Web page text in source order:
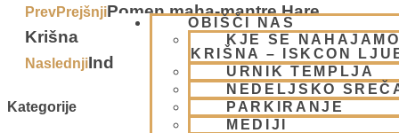
OBIŠČI NAS
KJE SE
KRIŠNA – ISKCON
URNIK TEMPLJA
NEDELJSKO
PARKIRANJE
MEDIJI
PrevPrejšnjiPomen maha-mantre Hare
Krišna
NaslednjiIndividualna meditacijaNext
Kategorije